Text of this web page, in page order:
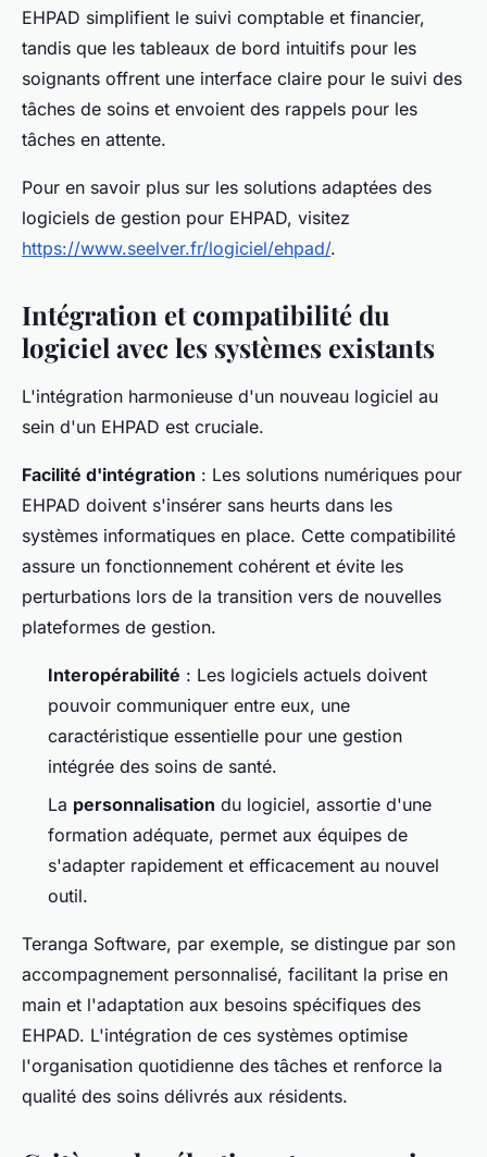
EHPAD simplifient le suivi comptable et financier,
tandis que les tableaux de bord intuitifs pour les
soignants offrent une interface claire pour le suivi des
tâches de soins et envoient des rappels pour les
tâches en attente.
Pour en savoir plus sur les solutions adaptées des
logiciels de gestion pour EHPAD, visitez
https://www.seelver.fr/logiciel/ehpad/.
Intégration et compatibilité du
logiciel avec les systèmes existants
L'intégration harmonieuse d'un nouveau logiciel au
sein d'un EHPAD est cruciale.
Facilité d'intégration : Les solutions numériques pour
EHPAD doivent s'insérer sans heurts dans les
systèmes informatiques en place. Cette compatibilité
assure un fonctionnement cohérent et évite les
perturbations lors de la transition vers de nouvelles
plateformes de gestion.
Interopérabilité : Les logiciels actuels doivent
pouvoir communiquer entre eux, une
caractéristique essentielle pour une gestion
intégrée des soins de santé.
La personnalisation du logiciel, assortie d'une
formation adéquate, permet aux équipes de
s'adapter rapidement et efficacement au nouvel
outil.
Teranga Software, par exemple, se distingue par son
accompagnement personnalisé, facilitant la prise en
main et l'adaptation aux besoins spécifiques des
EHPAD. L'intégration de ces systèmes optimise
l'organisation quotidienne des tâches et renforce la
qualité des soins délivrés aux résidents.